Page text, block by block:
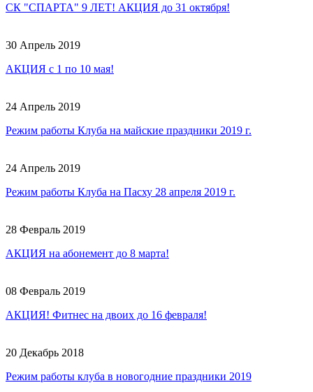
СК "СПАРТА" 9 ЛЕТ! АКЦИЯ до 31 октября!
30 Апрель 2019
АКЦИЯ с 1 по 10 мая!
24 Апрель 2019
Режим работы Клуба на майские праздники 2019 г.
24 Апрель 2019
Режим работы Клуба на Пасху 28 апреля 2019 г.
28 Февраль 2019
АКЦИЯ на абонемент до 8 марта!
08 Февраль 2019
АКЦИЯ! Фитнес на двоих до 16 февраля!
20 Декабрь 2018
Режим работы клуба в новогодние праздники 2019